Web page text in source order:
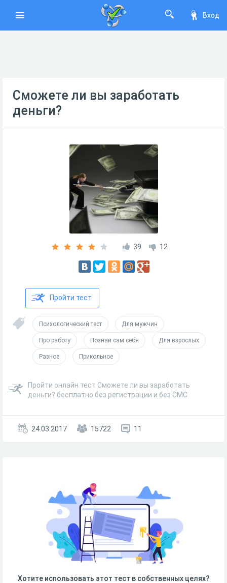
Вход
Сможете ли вы заработать
деньги?
39 12
Пройти тест
Психологический тест Для мужчин
Про работу Познай сам себя Для взрослых
Разное Прикольное
Пройти онлайн тест Сможете ли вы заработать
деньги? бесплатно без регистрации и без СМС
24.03.2017 15722 11
Хотите использовать этот тест в собственных целях?